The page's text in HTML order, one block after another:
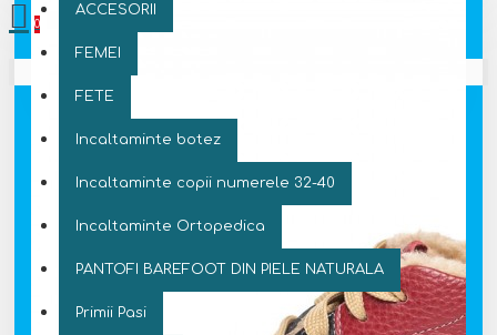
ACCESORII
FEMEI
FETE
Incaltaminte botez
Incaltaminte copii numerele 32-40
Incaltaminte Ortopedica
PANTOFI BAREFOOT DIN PIELE NATURALA
Primii Pasi
0
Coșul este gol!